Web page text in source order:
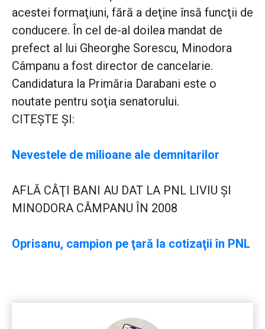
acestei formaţiuni, fără a deţine însă funcţii de
conducere. În cel de-al doilea mandat de
prefect al lui Gheorghe Sorescu, Minodora
Câmpanu a fost director de cancelarie.
Candidatura la Primăria Darabani este o
noutate pentru soţia senatorului.
CITEŞTE ŞI:
Nevestele de milioane ale demnitarilor
AFLĂ CÂŢI BANI AU DAT LA PNL LIVIU ŞI
MINODORA CÂMPANU ÎN 2008
Oprisanu, campion pe ţară la cotizaţii în PNL